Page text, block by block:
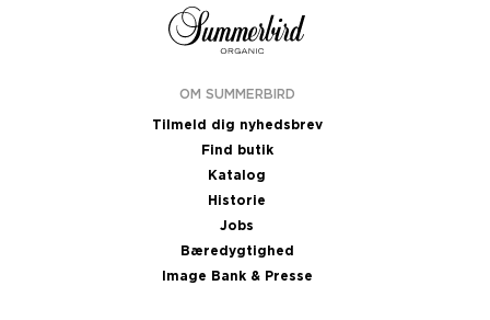
OM SUMMERBIRD
Tilmeld dig nyhedsbrev
Find butik
Katalog
Historie
Jobs
Bæredygtighed
Image Bank & Presse